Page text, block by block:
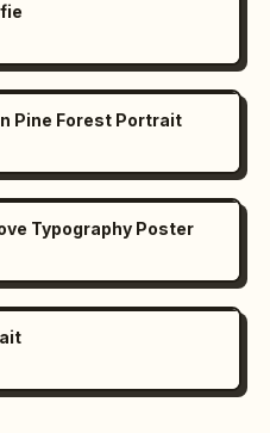
Pine Forest Portrait
Typography Poster